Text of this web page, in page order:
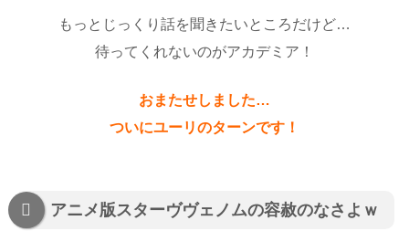
もっとじっくり話を聞きたいところだけど…
待ってくれないのがアカデミア！
おまたせしました…
ついにユーリのターンです！
アニメ版スターヴヴェノムの容赦のなさよｗ